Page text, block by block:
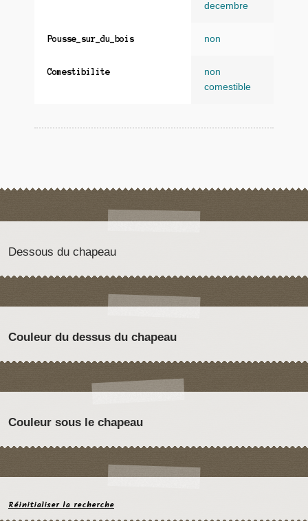
decembre
Pousse_sur_du_bois non
Comestibilite
non
comestible
Dessous du chapeau
Couleur du dessus du chapeau
Couleur sous le chapeau
Réinitialiser la recherche